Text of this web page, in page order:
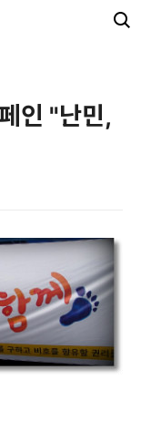
인 "난민,